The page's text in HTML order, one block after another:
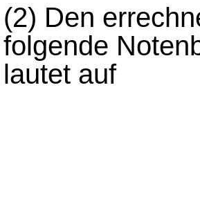
(2) Den
folgende
lautet auf